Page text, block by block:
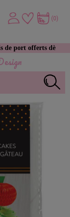
offerts dès 49 €
(0)